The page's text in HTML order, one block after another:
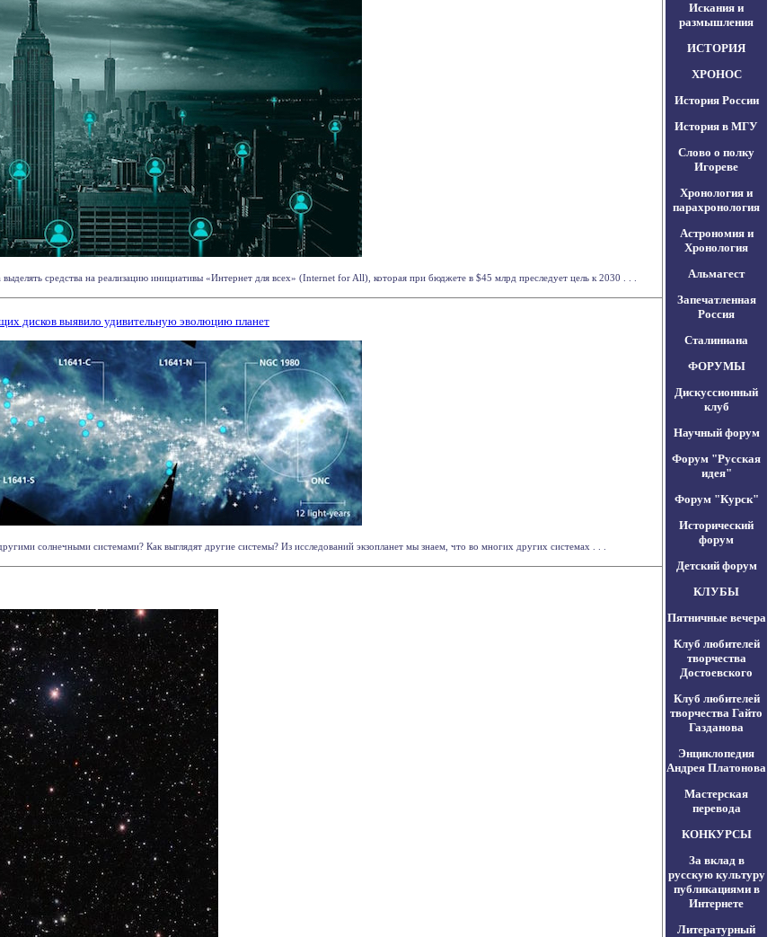
средства на реализацию инициативы «Интернет для всех» (Internet for All), которая при бюджете в $45 млрд преследует цель к 2030 . . .
дисков выявило удивительную эволюцию планет
солнечными системами? Как выглядят другие системы? Из исследований экзопланет мы знаем, что во многих других системах . . .
Искания и
размышления
ИСТОРИЯ
ХРОНОС
История России
История в МГУ
Слово о полку
Игореве
Хронология и
парахронология
Астрономия и
Хронология
Альмагест
Запечатленная
Россия
Сталиниана
ФОРУМЫ
Дискуссионный
клуб
Научный форум
Форум "Русская
идея"
Форум "Курск"
Исторический
форум
Детский форум
КЛУБЫ
Пятничные вечера
Клуб любителей
творчества
Достоевского
Клуб любителей
творчества Гайто
Газданова
Энциклопедия
Андрея Платонова
Мастерская
перевода
КОНКУРСЫ
За вклад в
русскую культуру
публикациями в
Интернете
Литературный